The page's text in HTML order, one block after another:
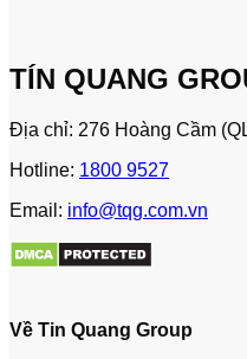
TÍN QUANG
Địa chỉ: 276 Hoàng Cầm
Hotline: 1800 9527
Email: info@tqg.com.vn
Về Tin Quang Group